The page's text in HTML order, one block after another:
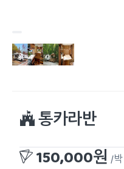
통카라반
150,000원 /박